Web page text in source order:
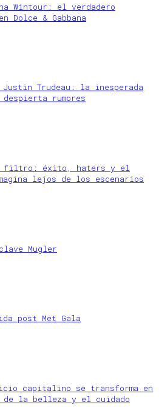
Wintour: el verdadero
Dolce & Gabbana
Trudeau: la inesperada
rumores
filtro: éxito, haters y el
lejos de los escenarios
Mugler
post Met Gala
capitalino se transforma en
la belleza y el cuidado